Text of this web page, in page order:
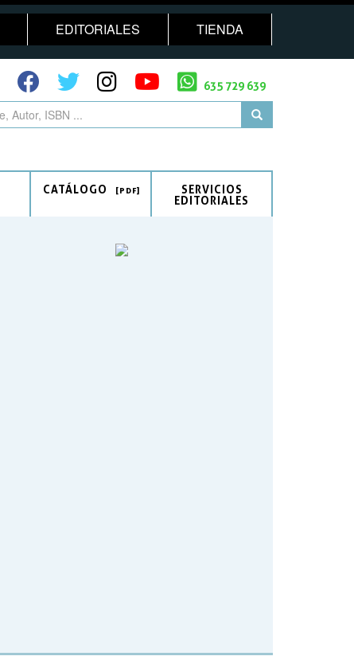
EDITORIALES TIENDA
635 729 639
CATÁLOGO
SERVICIOS
EDITORIALES